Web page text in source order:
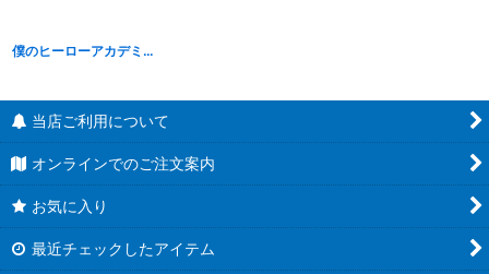
僕のヒーローアカデミア Break time collection vol.2
当店ご利用について
オンラインでのご注文案内
お気に入り
最近チェックしたアイテム